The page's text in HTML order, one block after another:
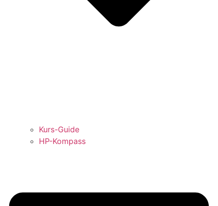
Kurs-Guide
HP-Kompass